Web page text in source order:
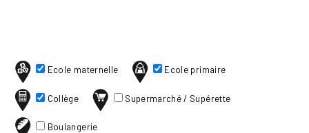
Ecole maternelle Ecole primaire
Collège Supermarché / Supérette
Boulangerie